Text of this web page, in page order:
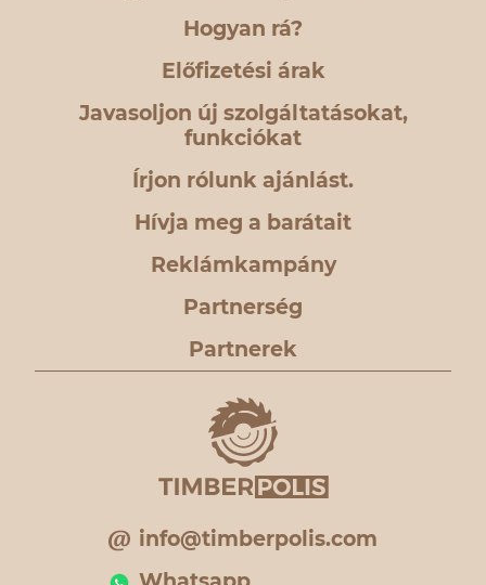
Hogyan rá?
Előfizetési árak
Javasoljon új szolgáltatásokat,
funkciókat
Írjon rólunk ajánlást.
Hívja meg a barátait
Reklámkampány
Partnerség
Partnerek
info@timberpolis.com